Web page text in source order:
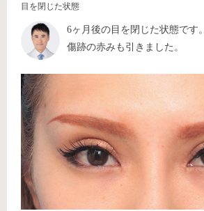
目を閉じた状態
6ヶ月後の目を閉じた状態です。
傷跡の赤みも引きました。